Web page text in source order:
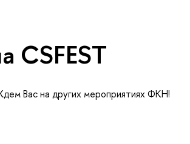
CSFEST
Вас на других мероприятиях ФКН!